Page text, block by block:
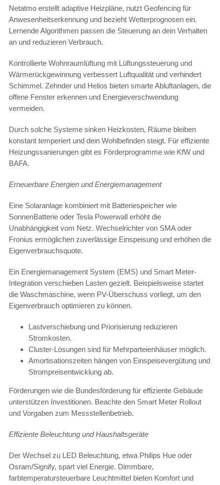
Netatmo erstellt adaptive Heizpläne, nutzt Geofencing für
Anwesenheitserkennung und bezieht Wetterprognosen ein.
Lernende Algorithmen passen die Steuerung an dein Verhalten
an und reduzieren Verbrauch.
Kontrollierte Wohnraumlüftung mit Lüftungssteuerung und
Wärmerückgewinnung verbessert Luftqualität und verhindert
Schimmel. Zehnder und Helios bieten smarte Abluftanlagen, die
offene Fenster erkennen und Energieverschwendung
vermeiden.
Durch solche Systeme sinken Heizkosten, Räume bleiben
konstant temperiert und dein Wohlbefinden steigt. Für effiziente
Heizungssanierungen gibt es Förderprogramme wie KfW und
BAFA.
Erneuerbare Energien und Energiemanagement
Eine Solaranlage kombiniert mit Batteriespeicher wie
SonnenBatterie oder Tesla Powerwall erhöht die
Unabhängigkeit vom Netz. Wechselrichter von SMA oder
Fronius ermöglichen zuverlässige Einspeisung und erhöhen die
Eigenverbrauchsquote.
Ein Energiemanagement System (EMS) und Smart Meter-
Integration verschieben Lasten gezielt. Beispielsweise startet
die Waschmaschine, wenn PV-Überschuss vorliegt, um den
Eigenverbrauch optimieren zu können.
Lastverschiebung und Priorisierung reduzieren
Stromkosten.
Cluster-Lösungen sind für Mehrparteienhäuser möglich.
Amortisationszeiten hängen von Einspeisevergütung und
Strompreisentwicklung ab.
Förderungen wie die Bundesförderung für effiziente Gebäude
unterstützen Investitionen. Beachte den Smart Meter Rollout
und Vorgaben zum Messstellenbetrieb.
Effiziente Beleuchtung und Haushaltsgeräte
Der Wechsel zu LED Beleuchtung, etwa Philips Hue oder
Osram/Signify, spart viel Energie. Dimmbare,
farbtemperatursteuerbare Leuchtmittel bieten Komfort und